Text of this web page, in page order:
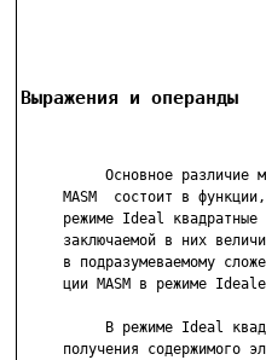
Выражения и операнды
Основное различие
MASM  состоит в
режиме Ideal квадратные
заключаемой в них
в подразумеваемому
ции MASM в режиме
В режиме Ideal
получения содержимого